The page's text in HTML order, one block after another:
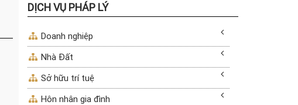
DỊCH VỤ PHÁP LÝ
Doanh nghiệp
Nhà Đất
Sở hữu trí tuệ
Hôn nhân gia đình